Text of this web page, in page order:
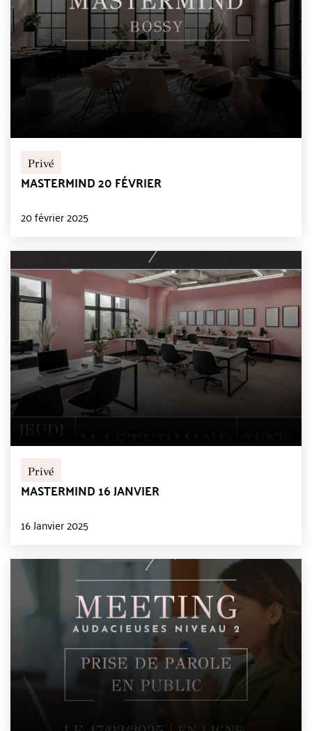
Privé
MASTERMIND 20 FÉVRIER
20 février 2025
Privé
MASTERMIND 16 JANVIER
16 Janvier 2025